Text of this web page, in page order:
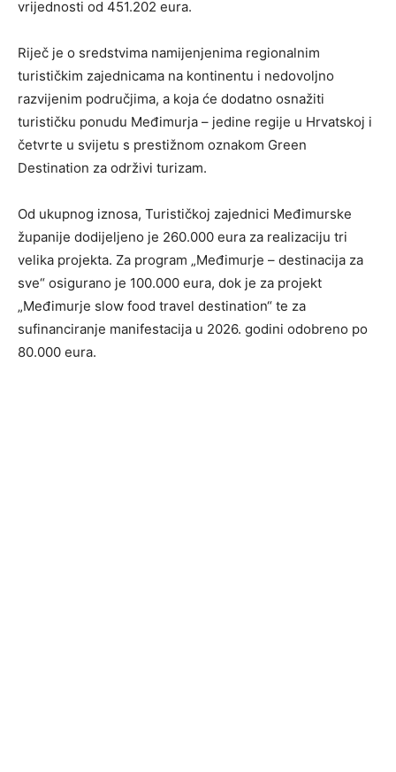
vrijednosti od 451.202 eura.
Riječ je o sredstvima namijenjenima regionalnim
turističkim zajednicama na kontinentu i nedovoljno
razvijenim područjima, a koja će dodatno osnažiti
turističku ponudu Međimurja – jedine regije u Hrvatskoj i
četvrte u svijetu s prestižnom oznakom Green
Destination za održivi turizam.
Od ukupnog iznosa, Turističkoj zajednici Međimurske
županije dodijeljeno je 260.000 eura za realizaciju tri
velika projekta. Za program „Međimurje – destinacija za
sve“ osigurano je 100.000 eura, dok je za projekt
„Međimurje slow food travel destination“ te za
sufinanciranje manifestacija u 2026. godini odobreno po
80.000 eura.